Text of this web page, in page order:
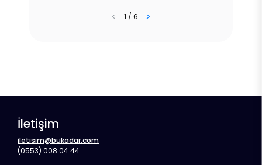
< 1 / 6 >
İletişim
iletisim@bukadar.com
(0553) 008 04 44